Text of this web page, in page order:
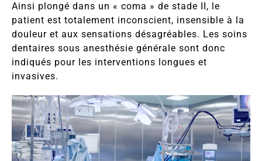
Ainsi plongé dans un « coma » de stade II, le
patient est totalement inconscient, insensible à la
douleur et aux sensations désagréables. Les soins
dentaires sous anesthésie générale sont donc
indiqués pour les interventions longues et
invasives.